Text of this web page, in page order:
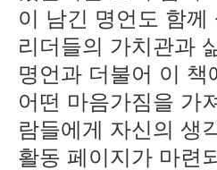
이 남긴 명언도 함
리더들의 가치관과
명언과 더불어 이
어떤 마음가짐을 가
람들에게 자신의 생
활동 페이지가 마련